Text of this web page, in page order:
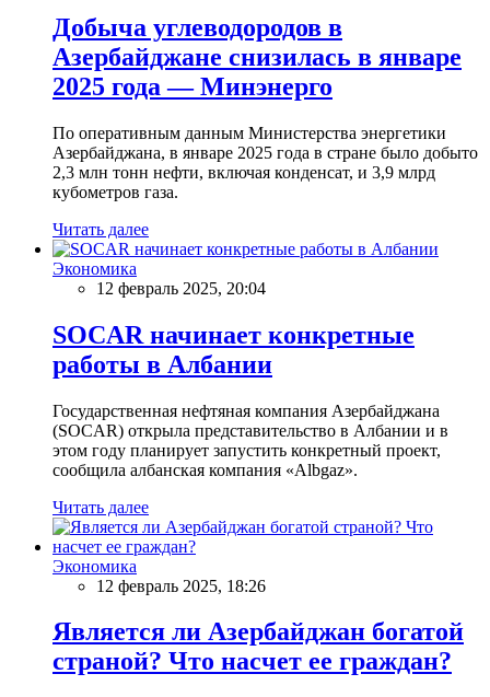
Добыча углеводородов в
Азербайджане снизилась в январе
2025 года — Минэнерго
По оперативным данным Министерства энергетики
Азербайджана, в январе 2025 года в стране было добыто
2,3 млн тонн нефти, включая конденсат, и 3,9 млрд
кубометров газа.
Читать далее
Экономика
12 февраль 2025, 20:04
SOCAR начинает конкретные
работы в Албании
Государственная нефтяная компания Азербайджана
(SOCAR) открыла представительство в Албании и в
этом году планирует запустить конкретный проект,
сообщила албанская компания «Albgaz».
Читать далее
Экономика
12 февраль 2025, 18:26
Является ли Азербайджан богатой
страной? Что насчет ее граждан?